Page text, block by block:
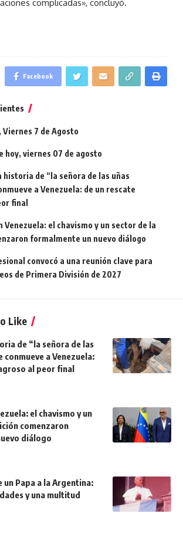
complicadas», concluyó.
Facebook
Viernes 7 de Agosto
hoy, viernes 07 de agosto
historia de “la señora de las uñas
a Venezuela: de un rescate
final
Venezuela: el chavismo y un sector de la
formalmente un nuevo diálogo
convocó a una reunión clave para
de Primera División de 2027
Like
de “la señora de las
conmueve a Venezuela:
al peor final
el chavismo y un
comenzaron
diálogo
un Papa a la Argentina:
y una multitud